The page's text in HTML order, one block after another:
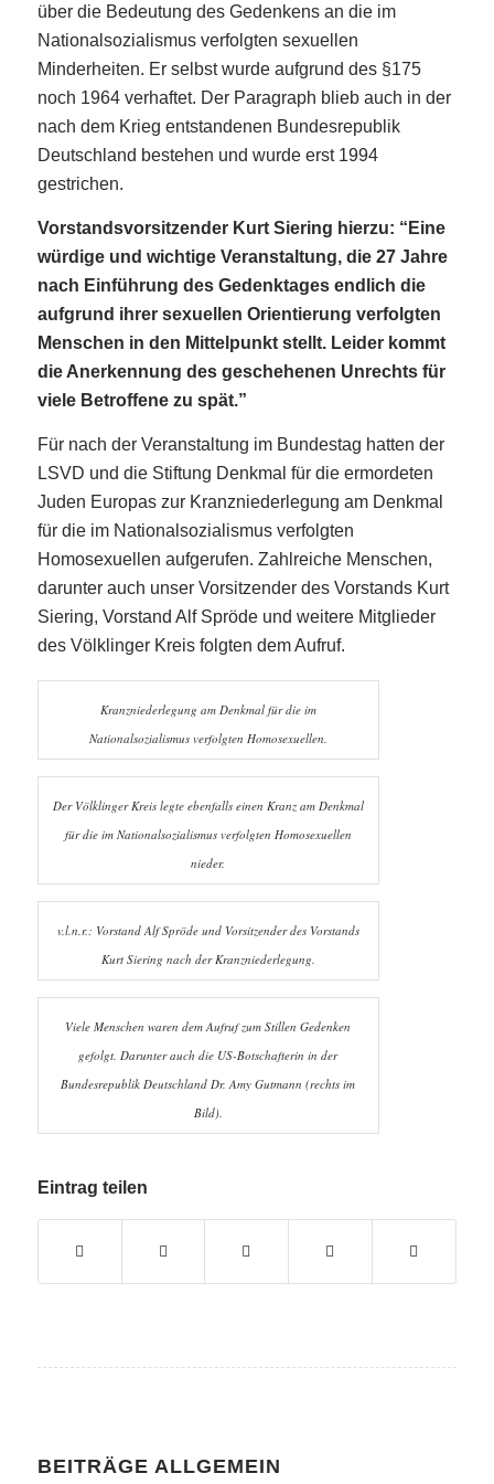
über die Bedeutung des Gedenkens an die im
Nationalsozialismus verfolgten sexuellen
Minderheiten. Er selbst wurde aufgrund des §175
noch 1964 verhaftet. Der Paragraph blieb auch in der
nach dem Krieg entstandenen Bundesrepublik
Deutschland bestehen und wurde erst 1994
gestrichen.
Vorstandsvorsitzender Kurt Siering hierzu: “Eine
würdige und wichtige Veranstaltung, die 27 Jahre
nach Einführung des Gedenktages endlich die
aufgrund ihrer sexuellen Orientierung verfolgten
Menschen in den Mittelpunkt stellt. Leider kommt
die Anerkennung des geschehenen Unrechts für
viele Betroffene zu spät.”
Für nach der Veranstaltung im Bundestag hatten der
LSVD und die Stiftung Denkmal für die ermordeten
Juden Europas zur Kranzniederlegung am Denkmal
für die im Nationalsozialismus verfolgten
Homosexuellen aufgerufen. Zahlreiche Menschen,
darunter auch unser Vorsitzender des Vorstands Kurt
Siering, Vorstand Alf Spröde und weitere Mitglieder
des Völklinger Kreis folgten dem Aufruf.
Kranzniederlegung am Denkmal für die im
Nationalsozialismus verfolgten Homosexuellen.
Der Völklinger Kreis legte ebenfalls einen Kranz am Denkmal
für die im Nationalsozialismus verfolgten Homosexuellen
nieder.
v.l.n.r.: Vorstand Alf Spröde und Vorsitzender des Vorstands
Kurt Siering nach der Kranzniederlegung.
Viele Menschen waren dem Aufruf zum Stillen Gedenken
gefolgt. Darunter auch die US-Botschafterin in der
Bundesrepublik Deutschland Dr. Amy Gutmann (rechts im
Bild).
Eintrag teilen
BEITRÄGE ALLGEMEIN